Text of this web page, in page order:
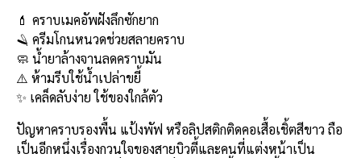
e
b
o
o
k
e
k
💄 คราบเมคอัพฝังลึกซักยาก
🪒 ครีมโกนหนวดช่วยสลายคราบ
🧼 น้ำยาล้างจานลดคราบมัน
⚠️ ห้ามรีบใช้น้ำเปล่าขยี้
✨ เคล็ดลับง่าย ใช้ของใกล้ตัว
ปัญหาคราบรองพื้น แป้งพัฟ หรือลิปสติกติดคอเสื้อเชิ้ตสีขาว ถือ
เป็นอีกหนึ่งเรื่องกวนใจของสายบิวตี้และคนที่แต่งหน้าเป็น